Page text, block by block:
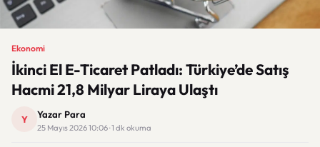
Ekonomi
İkinci El E-Ticaret Patladı: Türkiye’de Satış
Hacmi 21,8 Milyar Liraya Ulaştı
Y Yazar Para
25 Mayıs 2026 10:06 · 1 dk okuma